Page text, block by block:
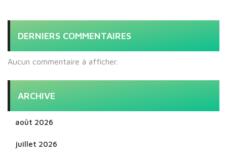
DERNIERS COMMENTAIRES
Aucun commentaire à afficher.
ARCHIVE
août 2026
juillet 2026